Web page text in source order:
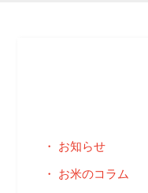
お知らせ
お米のコラム